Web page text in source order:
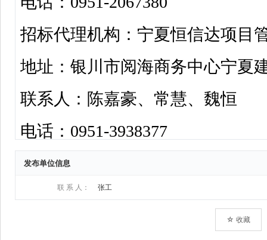
发布单位信息
联 系 人： 张工
☆ 收藏